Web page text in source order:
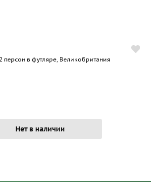
персон в футляре, Великобритания
Нет в наличии